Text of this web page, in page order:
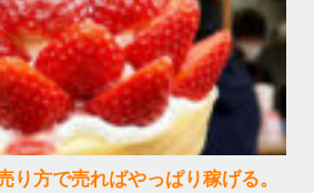
り方で売ればやっぱり稼げる。